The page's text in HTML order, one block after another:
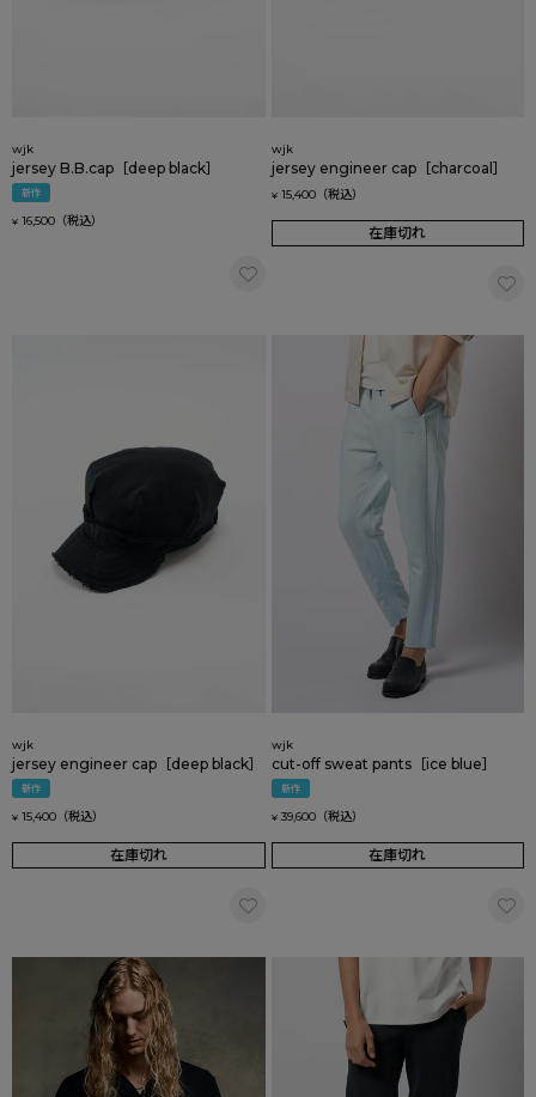
wjk
jersey B.B.cap［deep black］
新作
¥ 16,500
wjk
jersey engineer cap［charcoal］
¥ 15,400
在庫切れ
wjk
jersey engineer cap［deep black］
新作
¥ 15,400
在庫切れ
wjk
cut-off sweat pants［ice blue］
新作
¥ 39,600
在庫切れ